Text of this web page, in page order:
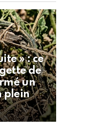
» : ce
de
un
plein